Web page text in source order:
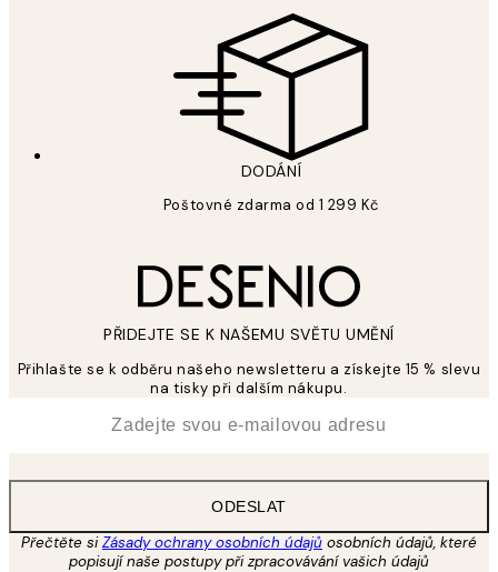
DODÁNÍ
Poštovné zdarma od 1 299 Kč
PŘIDEJTE SE K NAŠEMU SVĚTU UMĚNÍ
Přihlašte se k odběru našeho newsletteru a získejte 15 % slevu
na tisky při dalším nákupu.
ODESLAT
Přečtěte siZásady ochrany osobních údajů osobních údajů, které
popisují naše postupy při zpracovávání vašich údajů